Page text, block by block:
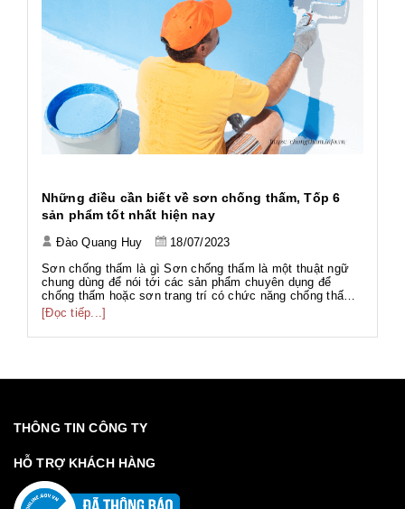
Những điều cần biết về sơn chống thấm, Tốp 6
sản phẩm tốt nhất hiện nay
Đào Quang Huy
18/07/2023
Sơn chống thấm là gì Sơn chống thấm là một thuật ngữ
chung dùng để nói tới các sản phẩm chuyên dụng để
chống thấm hoặc sơn trang trí có chức năng chống thấm.
Với thành phần đa dạng như gốc PU, gốc Acrylic, gốc Xi
măng... phục vụ nhiều hạng mục công trình với nhiều mục
đích khác nhau. Sơn chố...
[Đọc tiếp...]
THÔNG TIN CÔNG TY
HỖ TRỢ KHÁCH HÀNG